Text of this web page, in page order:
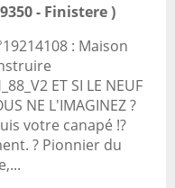
- Finistere )
: Maison
ET SI LE NEUF
NE L'IMAGINEZ ?
votre canapé !?
? Pionnier du